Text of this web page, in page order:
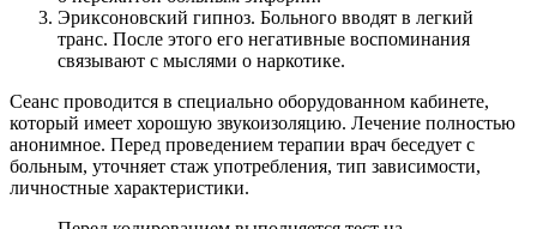
Эриксоновский гипноз. Больного вводят в легкий
транс. После этого его негативные воспоминания
связывают с мыслями о наркотике.
Сеанс проводится в специально оборудованном кабинете,
который имеет хорошую звукоизоляцию. Лечение полностью
анонимное. Перед проведением терапии врач беседует с
больным, уточняет стаж употребления, тип зависимости,
личностные характеристики.